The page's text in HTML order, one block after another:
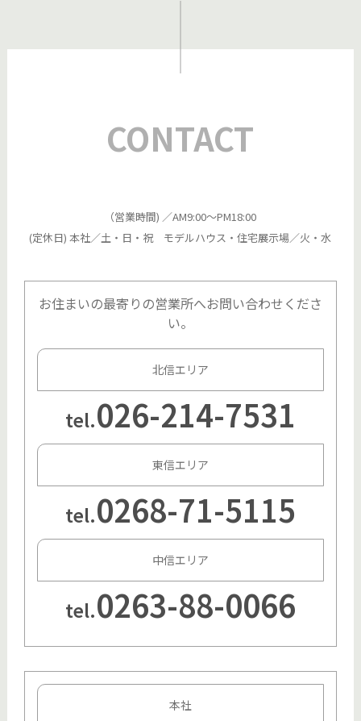
CONTACT
（営業時間) ／AM9:00～PM18:00
(定休日) 本社／土・日・祝 モデルハウス・住宅展示場／火・水
お住まいの最寄りの営業所へお問い合わせくださ
い。
北信エリア
tel.026-214-7531
東信エリア
tel.0268-71-5115
中信エリア
tel.0263-88-0066
本社